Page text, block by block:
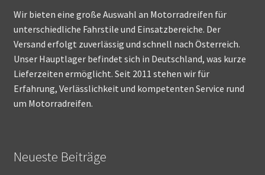
Wir bieten eine große Auswahl an Motorradreifen für
unterschiedliche Fahrstile und Einsatzbereiche. Der
Versand erfolgt zuverlässig und schnell nach Österreich.
Unser Hauptlager befindet sich in Deutschland, was kurze
Lieferzeiten ermöglicht. Seit 2011 stehen wir für
Erfahrung, Verlässlichkeit und kompetenten Service rund
um Motorradreifen.
Neueste Beiträge